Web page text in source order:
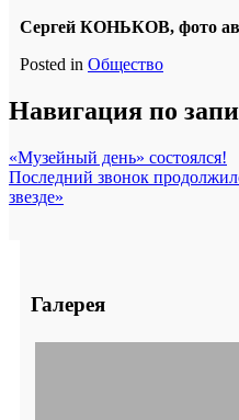
Сергей КОНЬКОВ, фото
Posted in Общество
Навигация по
«Музейный день» состоялся!
Последний звонок
звезде»
Галерея